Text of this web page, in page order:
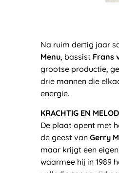
Na ruim dertig jaar
Menu, bassist Frans
grootse productie,
drie mannen die
energie.
KRACHTIG EN
De plaat opent met
de geest van Gerry
maar krijgt een
waarmee hij in 1989